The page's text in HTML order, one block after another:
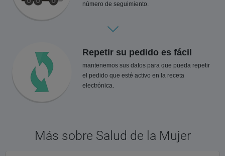
número de seguimiento.
Repetir su pedido es fácil
mantenemos sus datos para que pueda repetir
el pedido que esté activo en la receta
electrónica.
Más sobre Salud de la Mujer